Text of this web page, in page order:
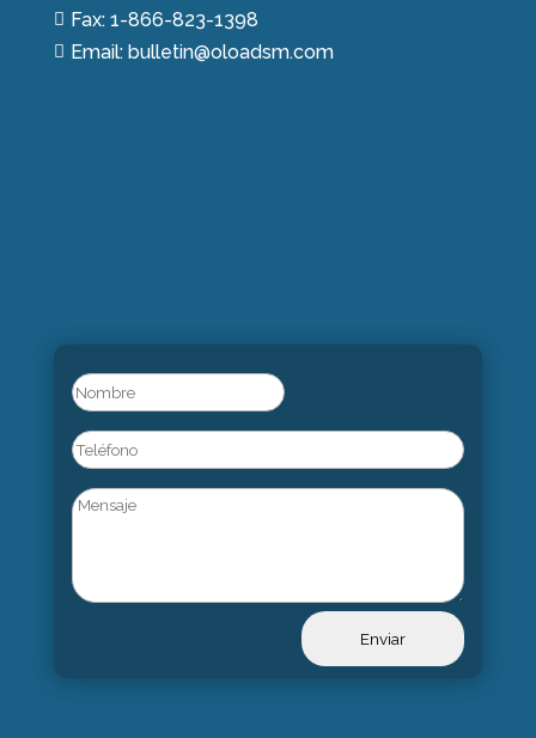
 Fax: 1-866-823-1398
 Email: bulletin@oloadsm.com
Name Nombre
Phone
Untitled